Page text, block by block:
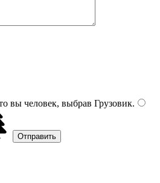
вы человек, выбрав Грузовик.